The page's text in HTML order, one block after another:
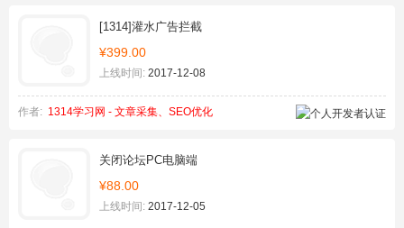
[1314]灌水广告拦截
¥399.00
上线时间: 2017-12-08
作者: 1314学习网 - 文章采集、SEO优化
关闭论坛PC电脑端
¥88.00
上线时间: 2017-12-05